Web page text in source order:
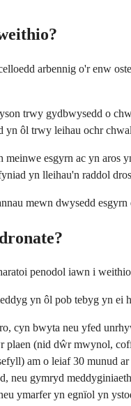
arbennig o'r enw
trwy gydbwysedd o
yn ôl trwy leihau ochr
esgyrn ac yn
yn lleihau'n raddol dros
mewn dwysedd
penodol iawn i
yn ôl pob tebyg yn ei
cyn bwyta neu yfed
plaen (nid dŵr mwynol,
am o leiaf 30 munud
neu gymryd
ymarfer yn egnïol yn